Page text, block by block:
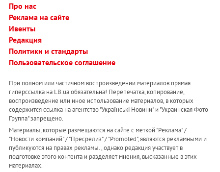
Про нас
Реклама на сайте
Ивенты
Редакция
Политики и стандарты
Пользовательское соглашение
При полном или частичном воспроизведении материалов прямая
гиперссылка на LB.ua обязательна! Перепечатка, копирование,
воспроизведение или иное использование материалов, в которых
содержится ссылка на агентство "Українськi Новини" и "Украинская Фото
Группа" запрещено.
Материалы, которые размещаются на сайте с меткой "Реклама" /
"Новости компаний" / "Пресрелиз" / "Promoted", являются рекламными и
публикуются на правах рекламы. , однако редакция участвует в
подготовке этого контента и разделяет мнения, высказанные в этих
материалах.